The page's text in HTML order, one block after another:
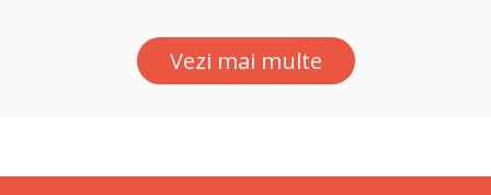
Petra Lärke
Vezi mai multe